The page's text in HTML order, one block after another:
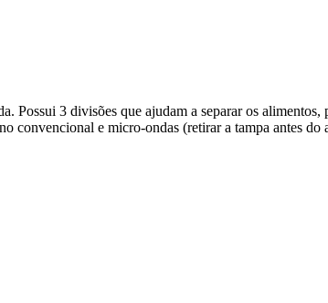
Possui 3 divisões que ajudam a separar os
convencional e micro-ondas (retirar a tampa antes